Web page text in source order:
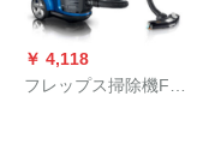
￥ 4,118
フレップス掃除機FC